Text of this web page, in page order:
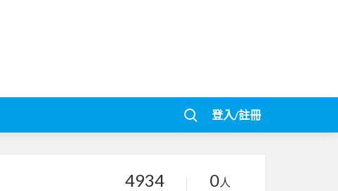
登入/註冊
4934 0人